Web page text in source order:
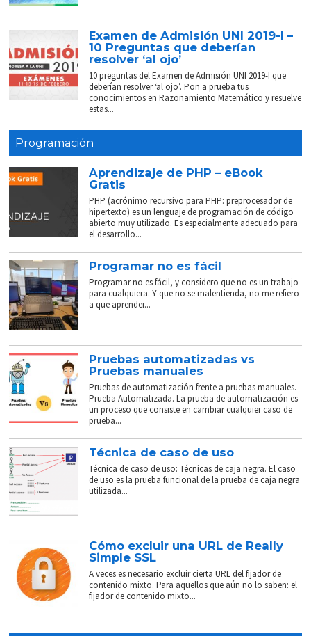
Examen de Admisión UNI 2019-I –
10 Preguntas que deberían
resolver ‘al ojo’
10 preguntas del Examen de Admisión UNI 2019-I que
deberían resolver ‘al ojo’. Pon a prueba tus
conocimientos en Razonamiento Matemático y resuelve
estas...
Programación
Aprendizaje de PHP – eBook
Gratis
PHP (acrónimo recursivo para PHP: preprocesador de
hipertexto) es un lenguaje de programación de código
abierto muy utilizado. Es especialmente adecuado para
el desarrollo...
Programar no es fácil
Programar no es fácil, y considero que no es un trabajo
para cualquiera. Y que no se malentienda, no me refiero
a que aprender...
Pruebas automatizadas vs
Pruebas manuales
Pruebas de automatización frente a pruebas manuales.
Prueba Automatizada. La prueba de automatización es
un proceso que consiste en cambiar cualquier caso de
prueba...
Técnica de caso de uso
Técnica de caso de uso: Técnicas de caja negra. El caso
de uso es la prueba funcional de la prueba de caja negra
utilizada...
Cómo excluir una URL de Really
Simple SSL
A veces es necesario excluir cierta URL del fijador de
contenido mixto. Para aquellos que aún no lo saben: el
fijador de contenido mixto...